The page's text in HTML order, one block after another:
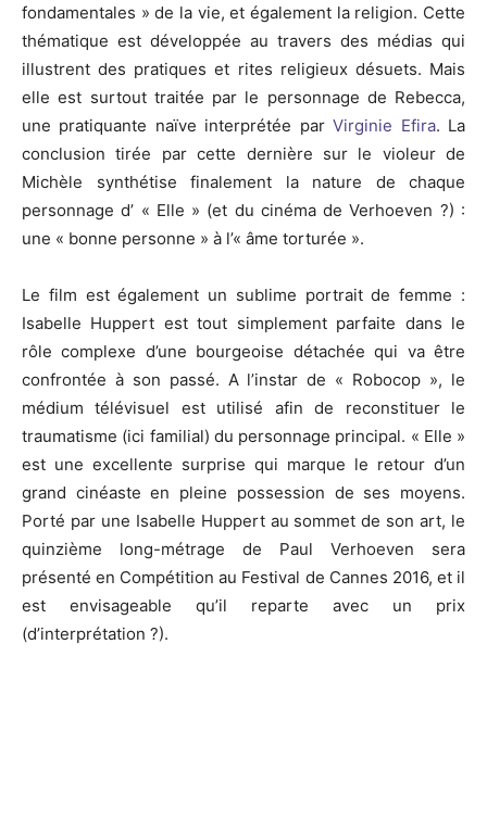
fondamentales » de la vie, et également la religion. Cette
thématique est développée au travers des médias qui
illustrent des pratiques et rites religieux désuets. Mais
elle est surtout traitée par le personnage de Rebecca,
une pratiquante naïve interprétée parVirginie Efira. La
conclusion tirée par cette dernière sur le violeur de
Michèle synthétise finalement la nature de chaque
personnage d’ « Elle » (et du cinéma de Verhoeven ?) :
une « bonne personne » à l’« âme torturée ».
Le film est également un sublime portrait de femme :
Isabelle Huppert est tout simplement parfaite dans le
rôle complexe d’une bourgeoise détachée qui va être
confrontée à son passé. A l’instar de « Robocop », le
médium télévisuel est utilisé afin de reconstituer le
traumatisme (ici familial) du personnage principal. « Elle »
est une excellente surprise qui marque le retour d’un
grand cinéaste en pleine possession de ses moyens.
Porté par une Isabelle Huppert au sommet de son art, le
quinzième long-métrage de Paul Verhoeven sera
présenté en Compétition au Festival de Cannes 2016, et il
est envisageable qu’il reparte avec un prix
(d’interprétation ?).